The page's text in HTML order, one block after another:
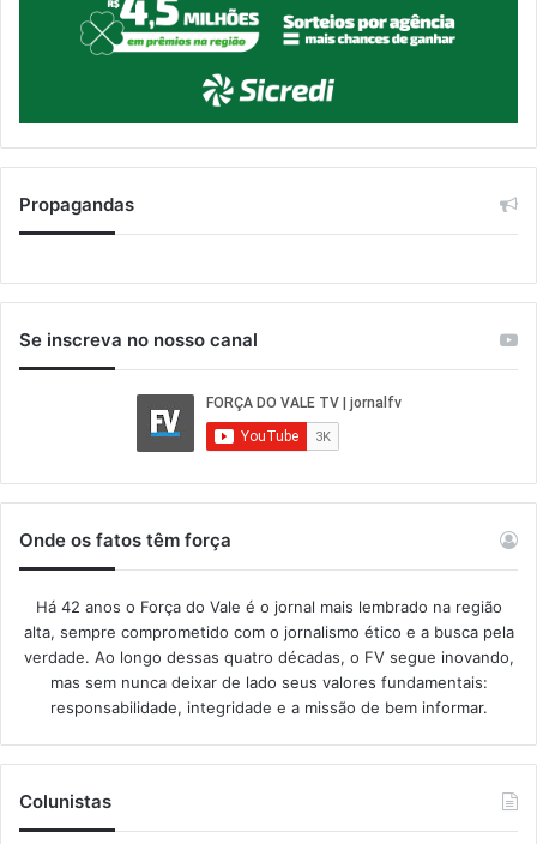
Propagandas
Se inscreva no nosso canal
Onde os fatos têm força
Há 42 anos o Força do Vale é o jornal mais lembrado na região
alta, sempre comprometido com o jornalismo ético e a busca pela
verdade. Ao longo dessas quatro décadas, o FV segue inovando,
mas sem nunca deixar de lado seus valores fundamentais:
responsabilidade, integridade e a missão de bem informar.​
Colunistas